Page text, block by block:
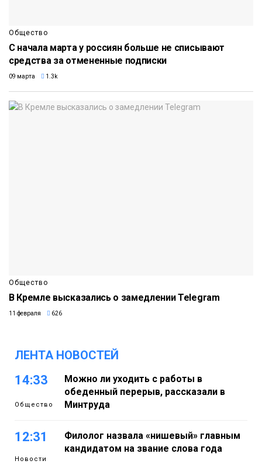
Общество
С начала марта у россиян больше не списывают
средства за отмененные подписки
09 марта 1.3k
Общество
В Кремле высказались о замедлении Telegram
11 февраля 626
ЛЕНТА НОВОСТЕЙ
14:33
Общество
Можно ли уходить с работы в
обеденный перерыв, рассказали в
Минтруда
12:31
Новости
Филолог назвала «нишевый» главным
кандидатом на звание слова года